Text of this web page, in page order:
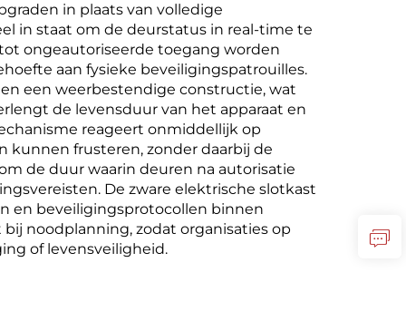
in plaats van volledige
in staat om de deurstatus in real-time te
ongeautoriseerde toegang worden
aan fysieke beveiligingspatrouilles.
een weerbestendige constructie, wat
de levensduur van het apparaat en
reageert onmiddellijk op
kunnen frusteren, zonder daarbij de
de duur waarin deuren na autorisatie
De zware elektrische slotkast
en beveiligingsprotocollen binnen
noodplanning, zodat organisaties op
of levensveiligheid.